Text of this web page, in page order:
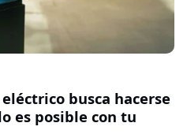
busca hacerse
es posible con tu